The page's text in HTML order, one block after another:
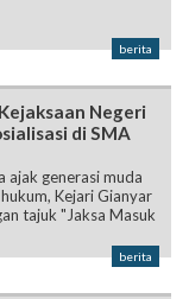
berita
Negeri
di SMA
ajak generasi muda
Kejari Gianyar
tajuk "Jaksa Masuk
berita